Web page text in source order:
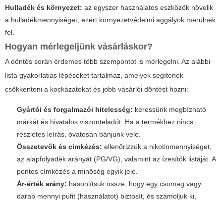
Hulladék és környezet: az egyszer használatos eszközök növelik
a hulladékmennyiséget, ezért környezetvédelmi aggályok merülnek
fel.
Hogyan mérlegeljünk vásárláskor?
A döntés során érdemes több szempontot is mérlegelni. Az alábbi
lista gyakorlatias lépéseket tartalmaz, amelyek segítenek
csökkenteni a kockázatokat és jobb vásárlói döntést hozni:
Gyártói és forgalmazói hitelesség: keressünk megbízható
márkát és hivatalos viszonteladót. Ha a termékhez nincs
részletes leírás, óvatosan bánjunk vele.
Összetevők és címkézés: ellenőrizzük a nikotinmennyiséget,
az alapfolyadék arányát (PG/VG), valamint az ízesítők listáját. A
pontos címkézés a minőség egyik jele.
Ár-érték arány: hasonlítsuk össze, hogy egy csomag vagy
darab mennyi pufit (használatot) biztosít, és számoljuk ki,